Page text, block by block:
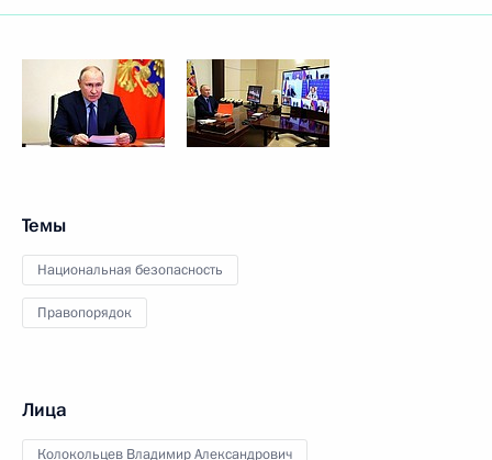
Темы
Национальная безопасность
Правопорядок
Лица
Колокольцев Владимир Александрович